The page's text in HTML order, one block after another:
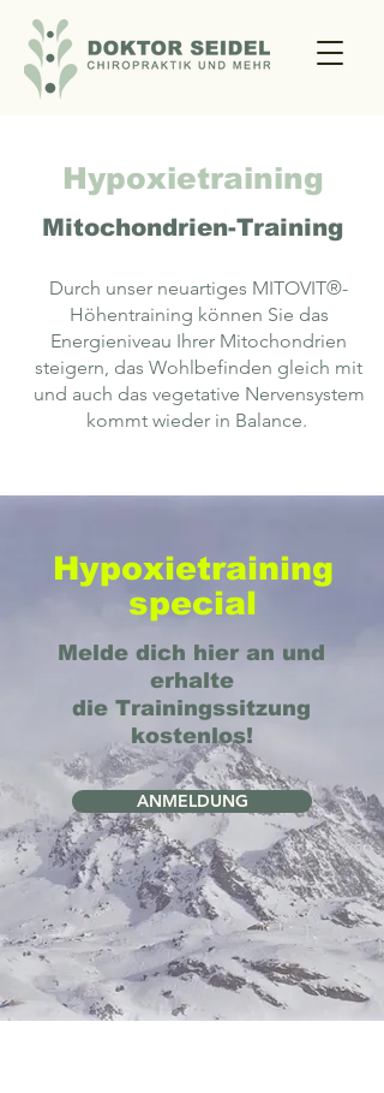
Hypoxietraining
Mitochondrien-Training
Durch unser neuartiges MITOVIT®-
Höhentraining können Sie das
Energieniveau Ihrer Mitochondrien
steigern, das Wohlbefinden gleich mit
und auch das vegetative Nervensystem
kommt wieder in Balance.
Hypoxietraining
special
Melde dich hier an und
erhalte
die Trainingssitzung
kostenlos!
ANMELDUNG